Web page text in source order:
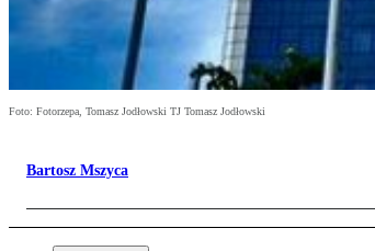
Foto: Fotorzepa, Tomasz Jodłowski TJ Tomasz Jodłowski
Bartosz Mszyca